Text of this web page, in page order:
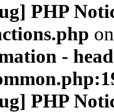
PHP
-
PHP